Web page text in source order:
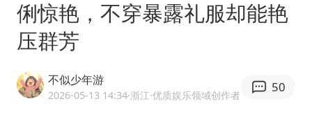
四川宜宾高县4.9级地震致1死
38岁演员求职万岁山NPC成功
俐惊艳，不穿暴露礼服却能艳
压群芳
不似少年游
2026-05-13 14:34·浙江·优质娱乐领域创作者
50